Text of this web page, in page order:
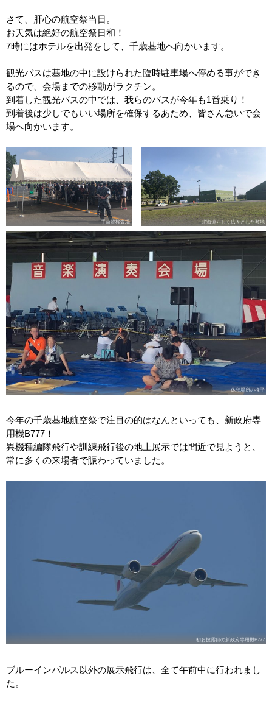
さて、肝心の航空祭当日。
お天気は絶好の航空祭日和！
7時にはホテルを出発をして、千歳基地へ向かいます。
観光バスは基地の中に設けられた臨時駐車場へ停める事ができ
るので、会場までの移動がラクチン。
到着した観光バスの中では、我らのバスが今年も1番乗り！
到着後は少しでもいい場所を確保するあため、皆さん急いで会
場へ向かいます。
手荷物検査場 北海道らしく広々とした敷地
休憩場所の様子
今年の千歳基地航空祭で注目の的はなんといっても、新政府専
用機B777！
異機種編隊飛行や訓練飛行後の地上展示では間近で見ようと、
常に多くの来場者で賑わっていました。
初お披露目の新政府専用機B777
ブルーインパルス以外の展示飛行は、全て午前中に行われまし
た。